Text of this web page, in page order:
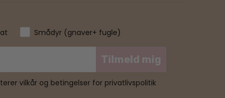
Smådyr (gnaver+ fugle)
Tilmeld mig
vilkår og betingelser for privatlivspolitik